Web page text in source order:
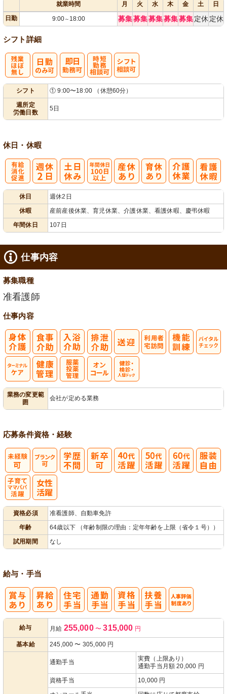
就業時間 月 火 水 木 金 土
日
日勤
9:00～ 18:00 募集募集募集募集募集 定休 定休
シフト詳細
シフト
① 9:00〜18:00 （休憩60分）
週所定
労働日数
5日
休日・休暇
休日
週休2日
休暇
産前産後休業、育児休業、介護休業、看護休暇、慶弔休暇
年間休日
107日
仕事内容
募集職種
准看護師
仕事内容
業務の変更範
囲
会社が定める業務
応募条件資格・経験
資格必須
准看護師、自動車免許
年齢
64歳以下 （年齢制限の理由：定年年齢を上限（省令１号））
試用期間
なし
給与・手当
給与 月給 255,000 〜 315,000 円
基本給 245,000 〜 305,000 円
通勤手当
実費（上限あり）
通勤手当月額 20,000 円
資格手当
10,000 円